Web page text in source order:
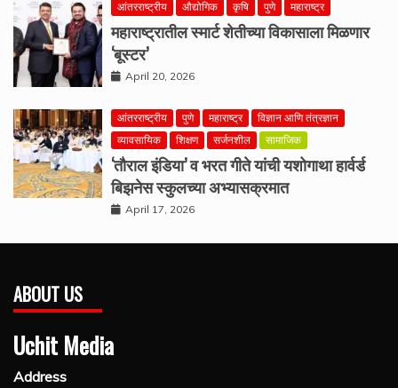
आंतरराष्ट्रीय औद्योगिक कृषि पुणे महाराष्ट्र
महाराष्ट्रातील स्मार्ट शेतीच्या विकासाला मिळणार
‘बूस्टर’
April 20, 2026
आंतरराष्ट्रीय पुणे महाराष्ट्र
विज्ञान आणि तंत्रज्ञान
व्यावसायिक
शिक्षण सर्जनशील सामाजिक
‘तौराल इंडिया’ व भरत गीते यांची यशोगाथा हार्वर्ड
बिझनेस स्कुलच्या अभ्यासक्रमात
April 17, 2026
ABOUT US
Uchit Media
Address